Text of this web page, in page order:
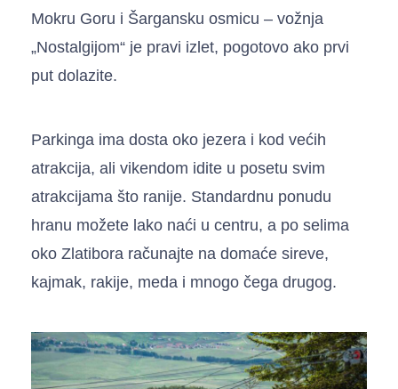
Mokru Goru i Šargansku osmicu – vožnja
„Nostalgijom“ je pravi izlet, pogotovo ako prvi
put dolazite.
Parkinga ima dosta oko jezera i kod većih
atrakcija, ali vikendom idite u posetu svim
atrakcijama što ranije. Standardnu ponudu
hranu možete lako naći u centru, a po selima
oko Zlatibora računajte na domaće sireve,
kajmak, rakije, meda i mnogo čega drugog.